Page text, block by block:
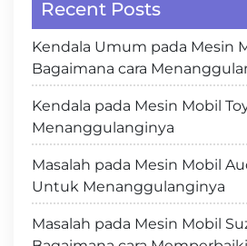
Recent Posts
Kendala Umum pada Mesin
Bagaimana cara
Kendala pada Mesin Mobil
Menanggulanginya
Masalah pada Mesin Mobil
Untuk Menanggulanginya
Masalah pada Mesin Mobil